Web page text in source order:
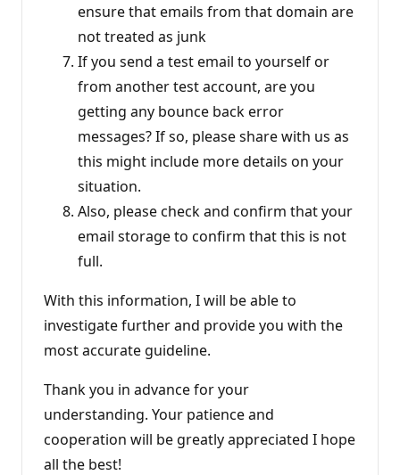
ensure that emails from that domain are
not treated as junk
If you send a test email to yourself or
from another test account, are you
getting any bounce back error
messages? If so, please share with us as
this might include more details on your
situation.
Also, please check and confirm that your
email storage to confirm that this is not
full.
With this information, I will be able to
investigate further and provide you with the
most accurate guideline.
Thank you in advance for your
understanding. Your patience and
cooperation will be greatly appreciated I hope
all the best!